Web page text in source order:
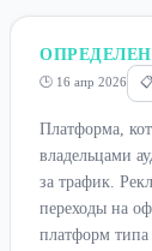
🕒 16 апр 2026
Платформа,
владельцами
за трафик.
переходы на
платформ типа